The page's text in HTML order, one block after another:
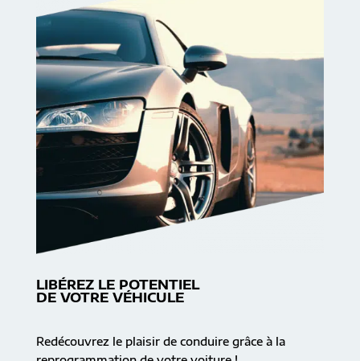
LIBÉREZ LE POTENTIEL
DE VOTRE VÉHICULE
Redécouvrez le plaisir de conduire grâce à la